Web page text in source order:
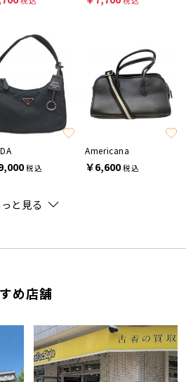
税込
Americana
￥6,600税込
と見る
め店舗